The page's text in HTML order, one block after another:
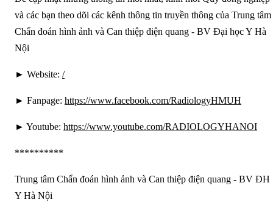
và các bạn theo dõi các kênh thông tin truyền thông của Trung tâm
Chẩn đoán hình ảnh và Can thiệp điện quang - BV Đại học Y Hà
Nội
► Website: /
► Fanpage: https://www.facebook.com/RadiologyHMUH
► Youtube: https://www.youtube.com/RADIOLOGYHANOI
**********
Trung tâm Chẩn đoán hình ảnh và Can thiệp điện quang - BV ĐH
Y Hà Nội